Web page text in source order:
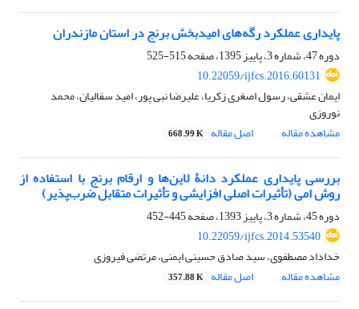
پایداری عملکرد رگه‌های امیدبخش برنج در استان مازندران
دوره 47، شماره 3، پاییز 1395، صفحه
515-525
10.22059/ijfcs.2016.60131
ایمان عشقی، رسول اصغری زکریا، علیرضا نبی پور، امید سفالیان، محمد
نوروزی
مشاهده مقاله
اصل مقاله 668.99 K
بررسی پایداری عملکرد دانۀ لاین‌ها و ارقام برنج با استفاده از
روش امی (تأثیرات اصلی افزایشی و تأثیرات متقابل ضرب‌پذیر)
دوره 45، شماره 3، پاییز 1393، صفحه
445-452
10.22059/ijfcs.2014.53540
خداداد مصطفوی، سید صادق حسینی ایمنی، مرتضی فیروزی
مشاهده مقاله
اصل مقاله 357.88 K